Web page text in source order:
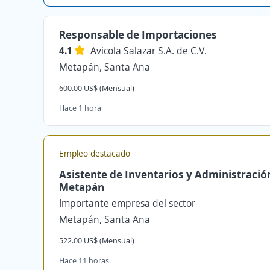
Responsable de Importaciones
4.1
Avicola Salazar S.A. de C.V.
Metapán, Santa Ana
600.00 US$ (Mensual)
Hace 1 hora
Empleo destacado
Asistente de Inventarios y
Metapán
Importante empresa del sector
Metapán, Santa Ana
522.00 US$ (Mensual)
Hace 11 horas